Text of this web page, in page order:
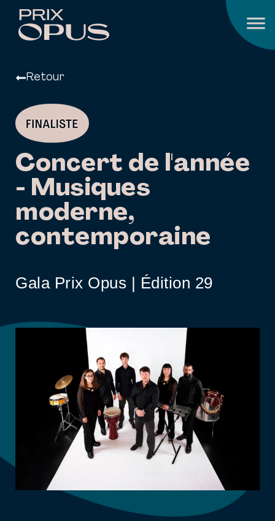
Retour
Concert de l'année
- Musiques
moderne,
contemporaine
Gala Prix Opus | Édition 29